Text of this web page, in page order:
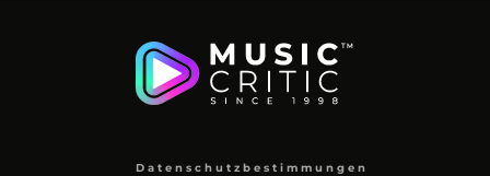
Datenschutzbestimmungen